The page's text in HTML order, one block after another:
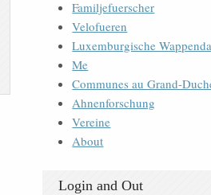
Familjefuerscher
Velofueren
Luxemburgische
Me
Communes au Grand-
Ahnenforschung
Vereine
About
Login and Out